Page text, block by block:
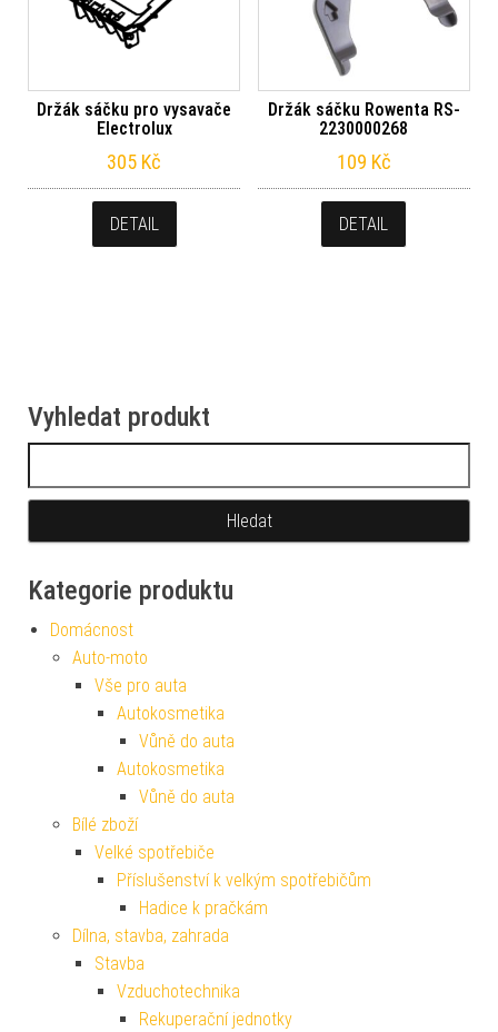
Držák sáčku pro vysavače
Electrolux
305 Kč
DETAIL
Držák sáčku Rowenta RS-
2230000268
109 Kč
DETAIL
Vyhledat produkt
Kategorie produktu
Domácnost
Auto-moto
Vše pro auta
Autokosmetika
Vůně do auta
Autokosmetika
Vůně do auta
Bílé zboží
Velké spotřebiče
Příslušenství k velkým spotřebičům
Hadice k pračkám
Dílna, stavba, zahrada
Stavba
Vzduchotechnika
Rekuperační jednotky